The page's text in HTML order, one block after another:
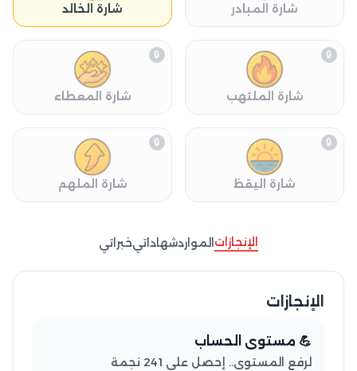
شارة المبادر شارة الخالد
شارة الملتهب
🔒
شارة المعطاء
🔒
شارة اليقظ
🔒
شارة الملهم
🔒
الإنجازات المواردشهاداتيخبراتي
الإنجازات
💪 مستوى الحساب
لرفع المستوى.. إحصل على 241 نجمة